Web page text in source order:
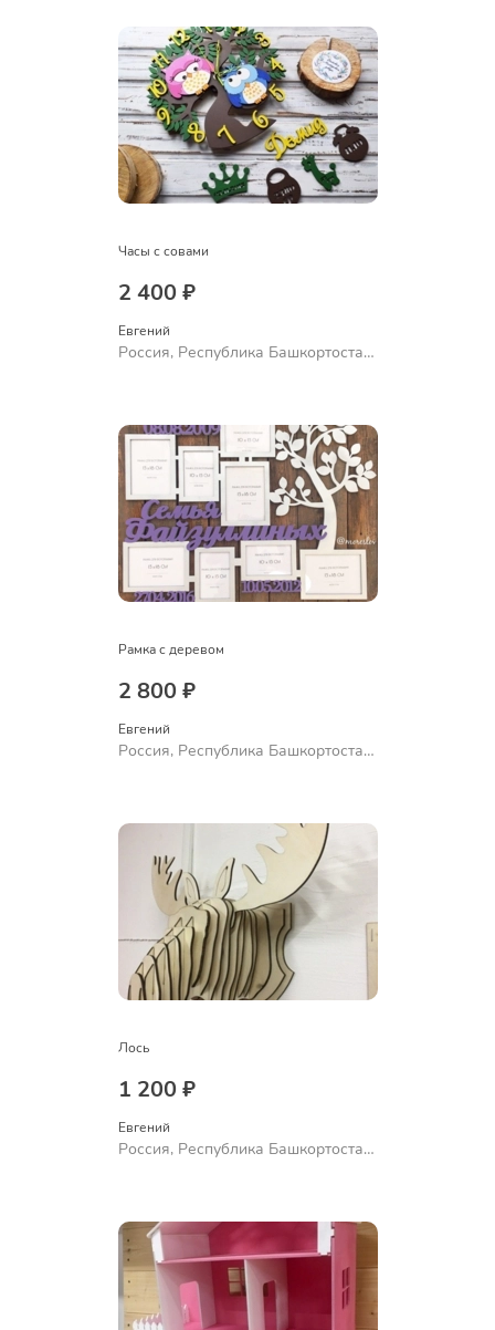
Часы с совами
2 400 ₽
Евгений
Россия, Республика Башкортостан,
Рамка с деревом
2 800 ₽
Евгений
Россия, Республика Башкортостан,
Лось
1 200 ₽
Евгений
Россия, Республика Башкортостан,